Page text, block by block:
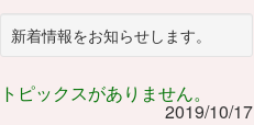
新着情報をお知らせします。
トピックスがありません。
2019/10/17